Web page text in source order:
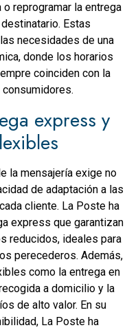
reprogramar la entrega
Estas
necesidades de una
donde los horarios
coinciden con la
express y
la mensajería exige no
de adaptación a las
cliente. La Poste ha
express que garantizan
reducidos, ideales para
perecederos. Además,
como la entrega en
a domicilio y la
de alto valor. En su
La Poste ha